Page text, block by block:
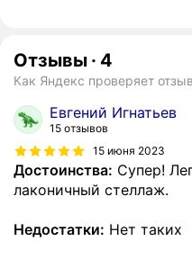
Отзывы · 4
Как Яндекс проверяет
Евгений Игнатьев
15 отзывов
15 июня 2023
Достоинства: Супер!
лаконичный стеллаж.
Недостатки: Нет таких